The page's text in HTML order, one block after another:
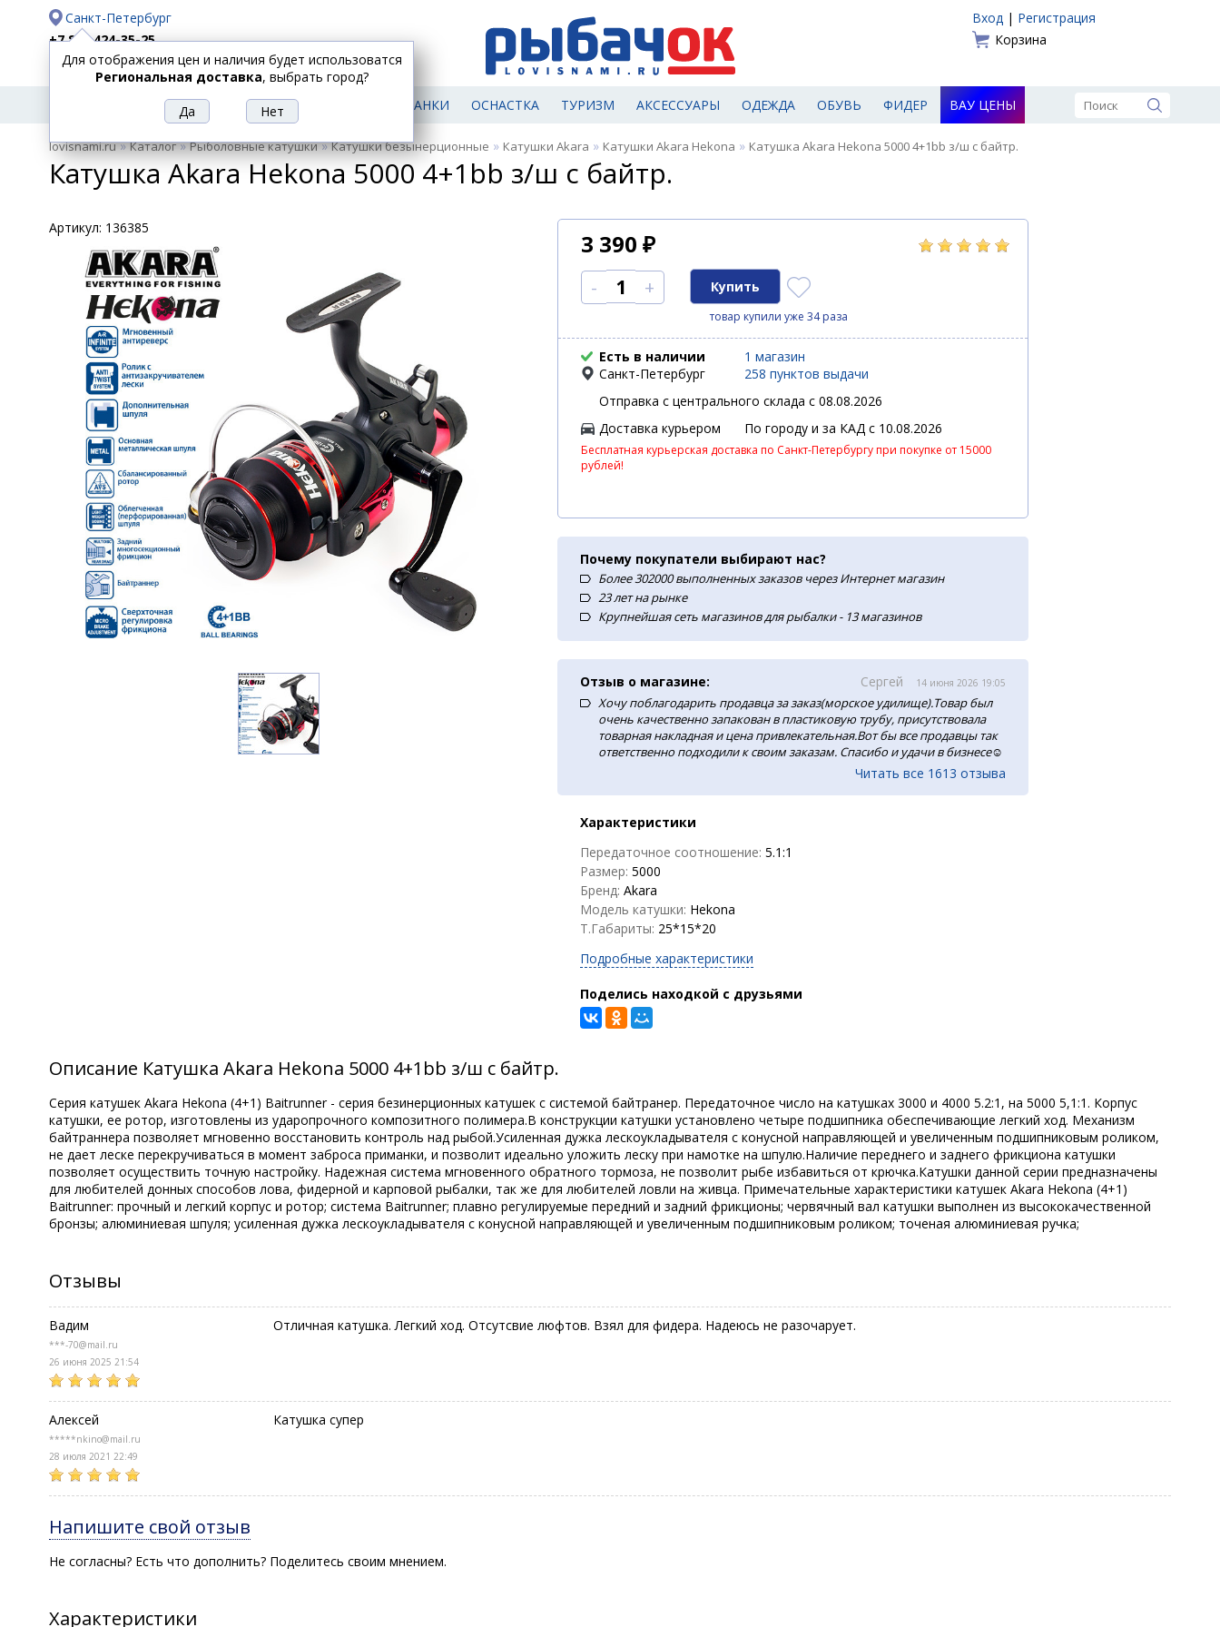
Санкт-Петербург
+7 812 424-35-25
Доставка
Оплата
Вход | Регистрация
Корзина
Для отображения цен и наличия будет использоватся
Региональная доставка, выбрать город?
РЫБОЛОВНЫЕ
ТОВАРЫ
СПИННИНГИ КАТУШКИ ПРИМАНКИ ОСНАСТКА ТУРИЗМ АКСЕССУАРЫ ОДЕЖДА ОБУВЬ ФИДЕР ВАУ ЦЕНЫ
lovisnami.ru»Каталог»Рыболовные катушки»Катушки безынерционные » Катушки Akara » Катушки Akara Hekona » Катушка Akara Hekona 5000 4+1bb з/ш с байтр.
Катушка Akara Hekona 5000 4+1bb з/ш с байтр.
Артикул: 136385
3 390 ₽
- +
товар купили уже 34 раза
Есть в наличии
1 магазин
Санкт-Петербург
258 пунктов выдачи
Отправка с центрального склада с 08.08.2026
Доставка курьером
По городу и за КАД c 10.08.2026
Бесплатная курьерская доставка по Санкт-Петербургу при покупке от 15000
рублей!
Почему покупатели выбирают нас?
Более 302000 выполненных заказов через Интернет магазин
23 лет на рынке
Крупнейшая сеть магазинов для рыбалки - 13 магазинов
Отзыв о магазине: Сергей 14 июня 2026 19:05
Хочу поблагодарить продавца за заказ(морское удилище).Товар был
очень качественно запакован в пластиковую трубу, присутствовала
товарная накладная и цена привлекательная.Вот бы все продавцы так
ответственно подходили к своим заказам. Спасибо и удачи в бизнесе☺️
Читать все 1613 отзыва
Характеристики
Передаточное соотношение: 5.1:1
Размер: 5000
Бренд: Akara
Модель катушки: Hekona
Т.Габариты: 25*15*20
Подробные характеристики
Поделись находкой с друзьями
Описание Катушка Akara Hekona 5000 4+1bb з/ш с байтр.
Серия катушек Akara Hekona (4+1) Baitrunner - серия безинерционных катушек с системой байтранер. Передаточное число на катушках 3000 и 4000 5.2:1, на 5000 5,1:1. Корпус
катушки, ее ротор, изготовлены из ударопрочного композитного полимера.В конструкции катушки установлено четыре подшипника обеспечивающие легкий ход. Механизм
байтраннера позволяет мгновенно восстановить контроль над рыбой.Усиленная дужка лескоукладывателя с конусной направляющей и увеличенным подшипниковым роликом,
не дает леске перекручиваться в момент заброса приманки, и позволит идеально уложить леску при намотке на шпулю.Наличие переднего и заднего фрикциона катушки
позволяет осуществить точную настройку. Надежная система мгновенного обратного тормоза, не позволит рыбе избавиться от крючка.Катушки данной серии предназначены
для любителей донных способов лова, фидерной и карповой рыбалки, так же для любителей ловли на живца. Примечательные характеристики катушек Akara Hekona (4+1)
Baitrunner: прочный и легкий корпус и ротор; система Baitrunner; плавно регулируемые передний и задний фрикционы; червячный вал катушки выполнен из высококачественной
бронзы; алюминиевая шпуля; усиленная дужка лескоукладывателя с конусной направляющей и увеличенным подшипниковым роликом; точеная алюминиевая ручка;
Отзывы
Вадим
***-70@mail.ru
26 июня 2025 21:54
Отличная катушка. Легкий ход. Отсутсвие люфтов. Взял для фидера. Надеюсь не разочарует.
Алексей
*****nkino@mail.ru
28 июля 2021 22:49
Катушка супер
Напишите свой отзыв
Не согласны? Есть что дополнить? Поделитесь своим мнением.
Характеристики